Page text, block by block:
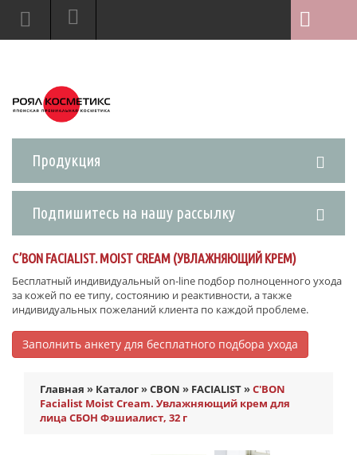
Продукция
Подпишитесь на нашу рассылку
C’BON FACIALIST. MOIST CREAM (УВЛАЖНЯЮЩИЙ КРЕМ)
Бесплатный индивидуальный on-line подбор полноценного ухода
за кожей по ее типу, состоянию и реактивности, а также
индивидуальных пожеланий клиента по каждой проблеме.
Заполнить анкету для бесплатного подбора ухода
Главная » Каталог»CBON » FACIALIST»C'BON
Facialist Moist Cream. Увлажняющий крем для
лица СБОН Фэшиалист, 32 г